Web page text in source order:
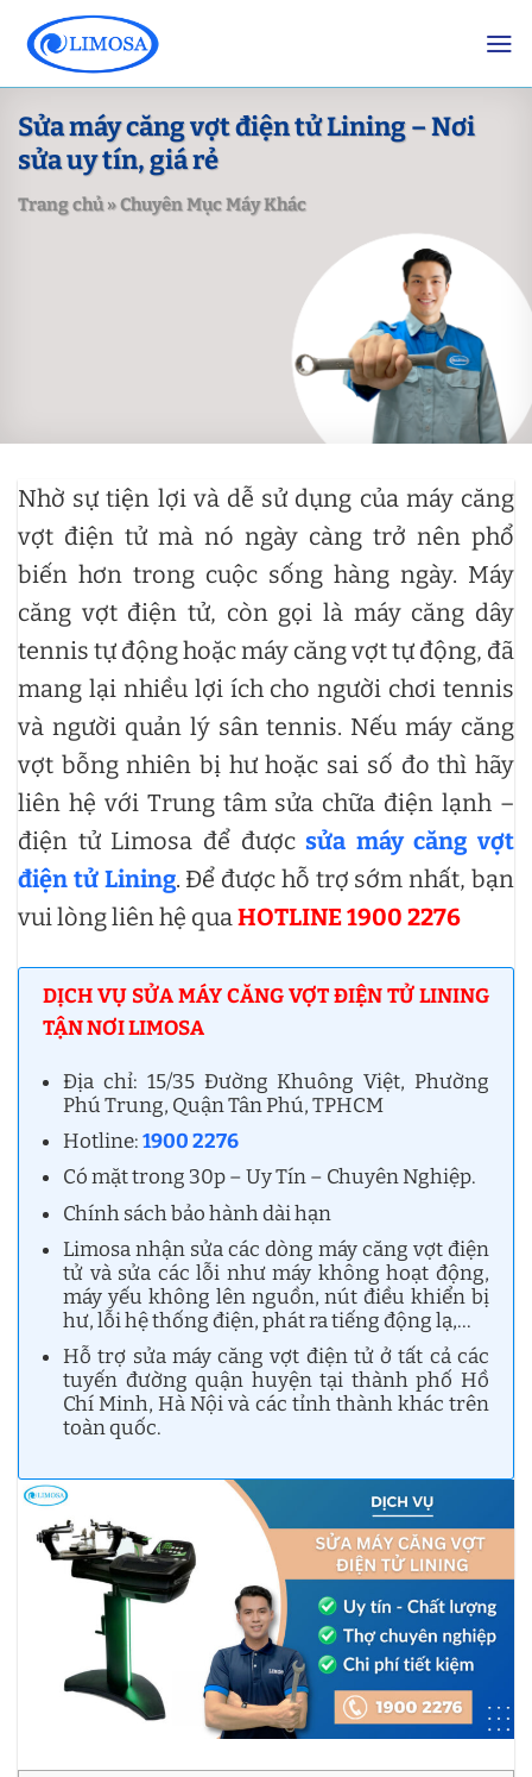
content
Sửa máy căng vợt điện tử Lining – Nơi
sửa uy tín, giá rẻ
Trang chủ»Chuyên Mục Máy Khác
Nhờ sự tiện lợi và dễ sử dụng của máy căng
vợt điện tử mà nó ngày càng trở nên phổ
biến hơn trong cuộc sống hàng ngày. Máy
căng vợt điện tử, còn gọi là máy căng dây
tennis tự động hoặc máy căng vợt tự động, đã
mang lại nhiều lợi ích cho người chơi tennis
và người quản lý sân tennis. Nếu máy căng
vợt bỗng nhiên bị hư hoặc sai số đo thì hãy
liên hệ với Trung tâm sửa chữa điện lạnh –
điện tử Limosa để đượcsửa máy căng vợt
điện tử Lining. Để được hỗ trợ sớm nhất, bạn
vui lòng liên hệ quaHOTLINE 1900 2276
DỊCH VỤ SỬA MÁY CĂNG VỢT ĐIỆN TỬ LINING
TẬN NƠI LIMOSA
Địa chỉ: 15/35 Đường Khuông Việt, Phường
Phú Trung, Quận Tân Phú, TPHCM
Hotline:1900 2276
Có mặt trong 30p – Uy Tín – Chuyên Nghiệp.
Chính sách bảo hành dài hạn
Limosa nhận sửa các dòng máy căng vợt điện
tử và sửa các lỗi như máy không hoạt động,
máy yếu không lên nguồn, nút điều khiển bị
hư, lỗi hệ thống điện, phát ra tiếng động lạ,…
Hỗ trợ sửa máy căng vợt điện tử ở tất cả các
tuyến đường quận huyện tại thành phố Hồ
Chí Minh, Hà Nội và các tỉnh thành khác trên
toàn quốc.